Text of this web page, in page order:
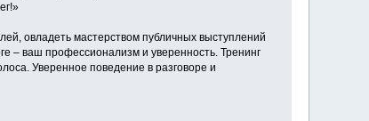
овладеть мастерством публичных выступлений
– ваш профессионализм и уверенность. Тренинг
Уверенное поведение в разговоре и